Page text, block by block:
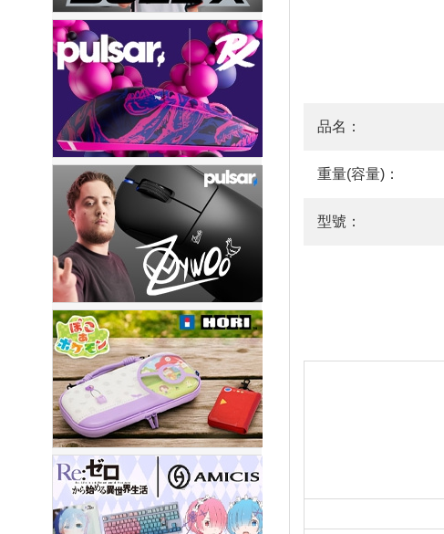
品名：
重量(容量)：
型號：